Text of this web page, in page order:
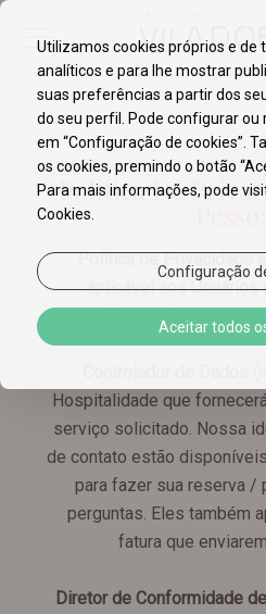
Política De
Política de Privacidade
aplicável aos
Hospitalidade ao
Hospitalidade que
serviço solicitado. Nossa
de contato estão
para fazer sua reserva /
perguntas. Eles também
fatura que
Diretor de Conformidade
Utilizamos cookies próprios e de
analíticos e para lhe mostrar
suas preferências a partir dos
do seu perfil. Pode configurar ou
em “Configuração de cookies”.
os cookies, premindo o botão
Para mais informações, pode
Cookies.
Configuração
Aceitar todos